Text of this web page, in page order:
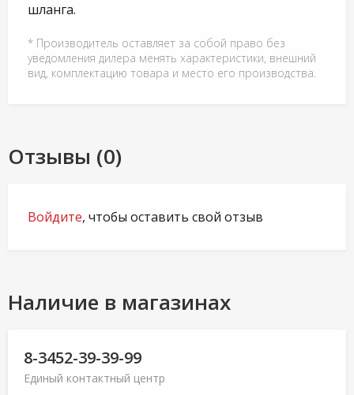
шланга.
* Производитель оставляет за собой право без
уведомления дилера менять характеристики, внешний
вид, комплектацию товара и место его производства.
Отзывы (0)
Войдите, чтобы оставить свой отзыв
Наличие в магазинах
8-3452-39-39-99
Единый контактный центр